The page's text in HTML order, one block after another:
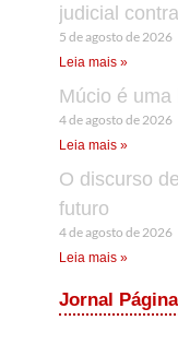
judicial
5 de agosto de 2026
Leia mais »
Múcio é uma
4 de agosto de 2026
Leia mais »
O discurso
futuro
4 de agosto de 2026
Leia mais »
Jornal